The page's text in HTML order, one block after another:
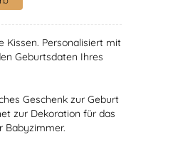
Kissen. Personalisiert mit
Geburtsdaten Ihres
Geschenk zur Geburt
zur Dekoration für das
Babyzimmer.